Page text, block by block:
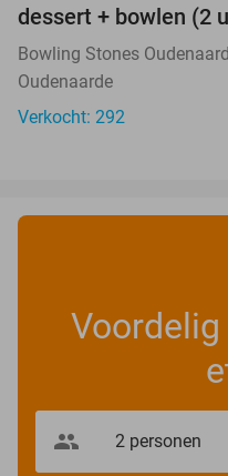
dessert + bowlen (2
Bowling Stones
Oudenaarde
Verkocht: 292